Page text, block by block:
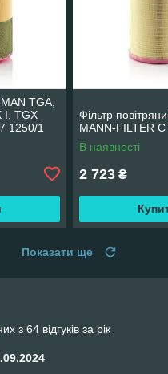
TGA,
I, TGX
1250/1
Фільтр
MANN-FILTER
В наявності
2 723 ₴
Показати ще
з 64 відгуків за рік